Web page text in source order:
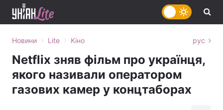
Новини › Lite › Кіно рус
Netflix зняв фільм про українця,
якого називали оператором
газових камер у концтаборах